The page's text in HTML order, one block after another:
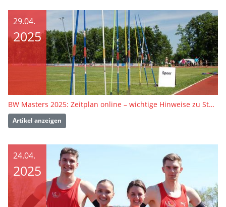
29.04.
2025
BW Masters 2025: Zeitplan online – wichtige Hinweise zu Stoß- und Wurfdisziplinen
Artikel anzeigen
24.04.
2025